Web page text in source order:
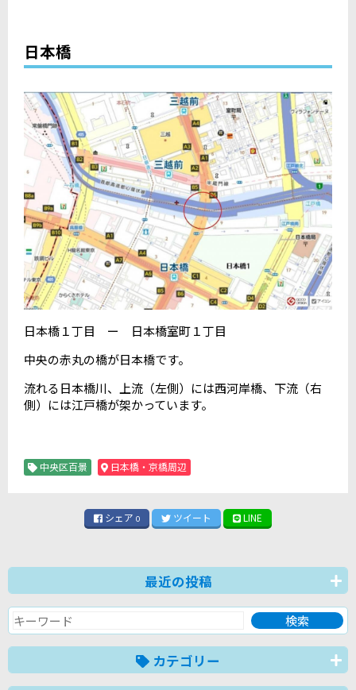
日本橋
日本橋１丁目 ー 日本橋室町１丁目
中央の赤丸の橋が日本橋です。
流れる日本橋川、上流（左側）には西河岸橋、下流（右
側）には江戸橋が架かっています。
中央区百景 日本橋・京橋周辺
シェア 0 ツイート LINE
最近の投稿
カテゴリー